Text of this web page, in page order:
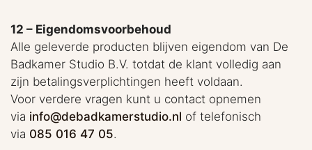
12 – Eigendomsvoorbehoud
Alle geleverde producten blijven eigendom van De
Badkamer Studio B.V. totdat de klant volledig aan
zijn betalingsverplichtingen heeft voldaan.
Voor verdere vragen kunt u contact opnemen
via info@debadkamerstudio.nl of telefonisch
via 085 016 47 05.